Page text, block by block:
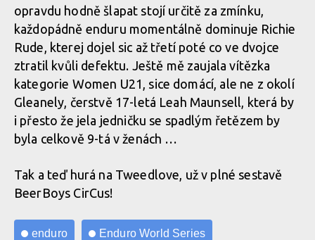
opravdu hodně šlapat stojí určitě za zmínku,
každopádně enduru momentálně dominuje Richie
Rude, kterej dojel sic až třetí poté co ve dvojce
ztratil kvůli defektu. Ještě mě zaujala vítězka
kategorie Women U21, sice domácí, ale ne z okolí
Gleanely, čerstvě 17-letá Leah Maunsell, která by
i přesto že jela jedničku se spadlým řetězem by
byla celkově 9-tá v ženách …
Tak a teď hurá na Tweedlove, už v plné sestavě
BeerBoys CirCus!
enduro Enduro World Series